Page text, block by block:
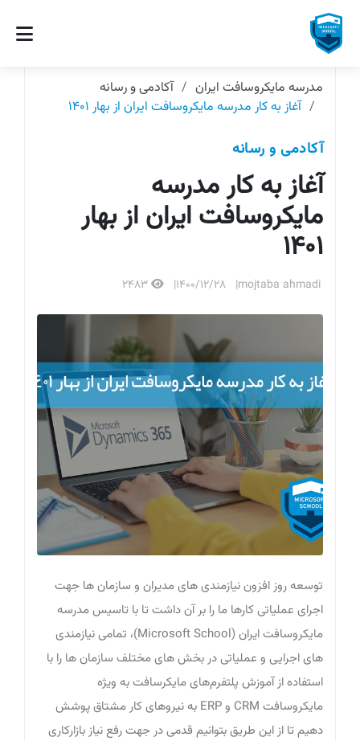
مدرسه مایکروسافت ایران
آکادمی و رسانه
آغاز به کار مدرسه مایکروسافت ایران از بهار 1401
آکادمی و رسانه
آغاز به کار مدرسه
مایکروسافت ایران از بهار
1401
mojtaba ahmadi
1400/12/28
توسعه روز افزون نیازمندی های مدیران و سازمان ها جهت
اجرای عملیاتی کارها ما را بر آن داشت تا با تاسیس مدرسه
مایکروسافت ایران (Microsoft School)، تمامی نیازمندی
های اجرایی و عملیاتی در بخش های مختلف سازمان ها را با
استفاده از آموزش پلتفرم‌های مایکرسافت به ویژه
مایکروسافت CRM و ERP به نیروهای کار مشتاق پوشش
دهیم تا از این طریق بتوانیم قدمی در جهت رفع نیاز بازارکاری